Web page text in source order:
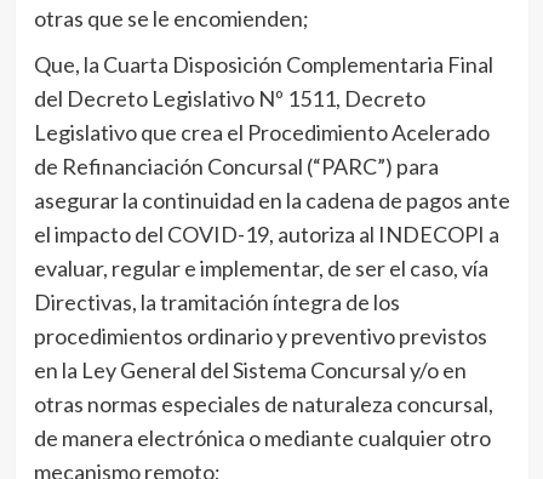
otras que se le encomienden;
Que, la Cuarta Disposición Complementaria Final
del Decreto Legislativo Nº 1511, Decreto
Legislativo que crea el Procedimiento Acelerado
de Refinanciación Concursal (“PARC”) para
asegurar la continuidad en la cadena de pagos ante
el impacto del COVID-19, autoriza al INDECOPI a
evaluar, regular e implementar, de ser el caso, vía
Directivas, la tramitación íntegra de los
procedimientos ordinario y preventivo previstos
en la Ley General del Sistema Concursal y/o en
otras normas especiales de naturaleza concursal,
de manera electrónica o mediante cualquier otro
mecanismo remoto;